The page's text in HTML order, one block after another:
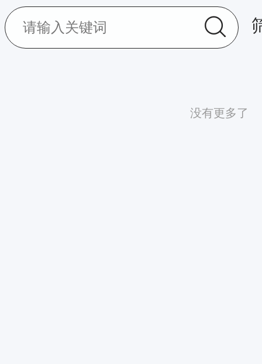
没有更多了